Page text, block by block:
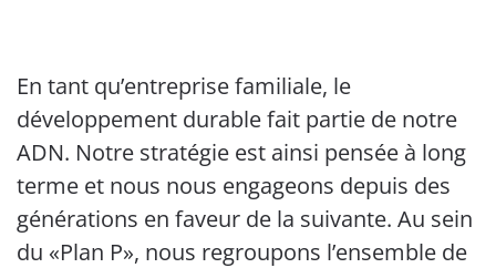
En tant qu’entreprise familiale, le
développement durable fait partie de notre
ADN. Notre stratégie est ainsi pensée à long
terme et nous nous engageons depuis des
générations en faveur de la suivante. Au sein
du «Plan P», nous regroupons l’ensemble de